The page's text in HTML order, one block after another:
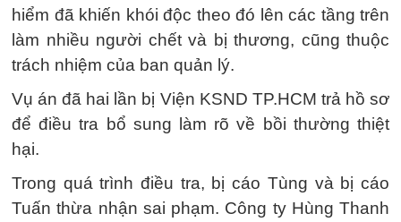
hiểm đã khiến khói độc theo đó lên các tầng trên
làm nhiều người chết và bị thương, cũng thuộc
trách nhiệm của ban quản lý.
Vụ án đã hai lần bị Viện KSND TP.HCM trả hồ sơ
để điều tra bổ sung làm rõ về bồi thường thiệt
hại.
Trong quá trình điều tra, bị cáo Tùng và bị cáo
Tuấn thừa nhận sai phạm. Công ty Hùng Thanh